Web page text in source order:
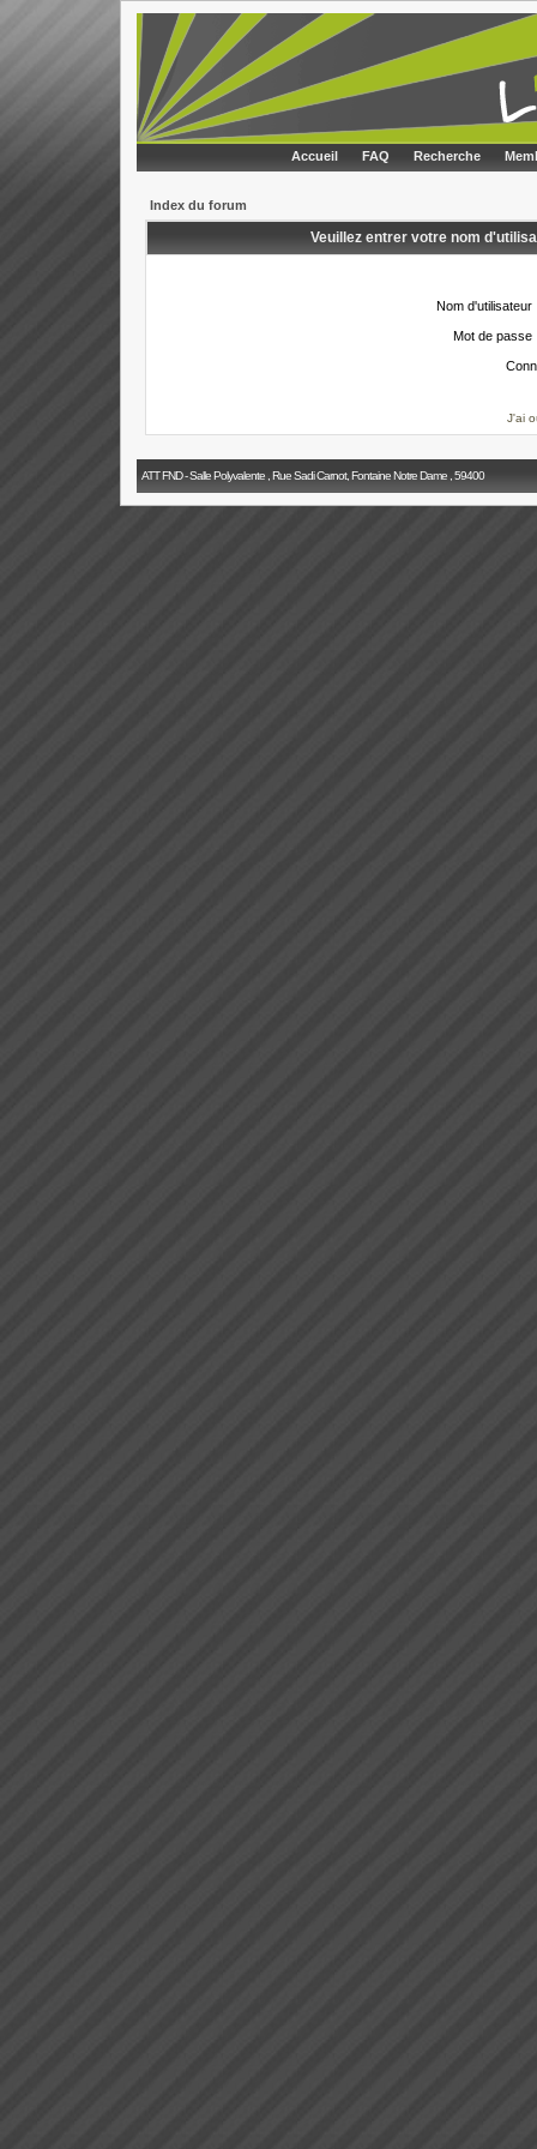
Accueil FAQ Recherche
Index du forum
Veuillez entrer votre nom
Nom d'utilisateur
Mot de passe
J'ai
ATT FND - Salle Polyvalente , Rue Sadi Carnot, Fontaine Notre Dame , 59400